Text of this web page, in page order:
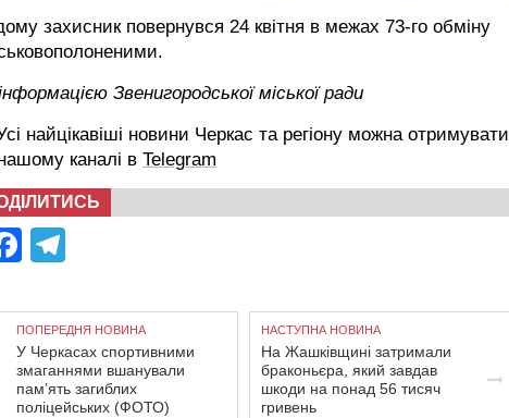
захисник повернувся 24 квітня в межах 73-го обміну
Звенигородської міської ради
найцікавіші новини Черкас та регіону можна отримувати
каналі в Telegram
Facebook
ПОПЕРЕДНЯ НОВИНА
У Черкасах спортивними
змаганнями вшанували
пам’ять загиблих
поліцейських (ФОТО)
НАСТУПНА НОВИНА
На Жашківщині затримали
браконьєра, який завдав
шкоди на понад 56 тисяч
гривень